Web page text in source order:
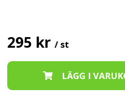
295 kr / st